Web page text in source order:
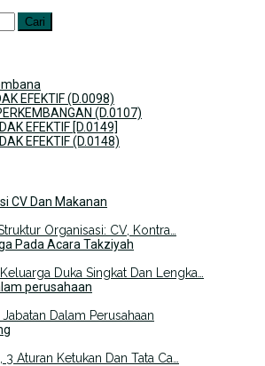
EFEKTIF (D.0098)
(D.0107)
EFEKTIF [D.0149]
EFEKTIF (D.0148)
Organisasi: CV, Kontra…
Duka Singkat Dan Lengka…
Dalam Perusahaan
3 Aturan Ketukan Dan Tata Ca…